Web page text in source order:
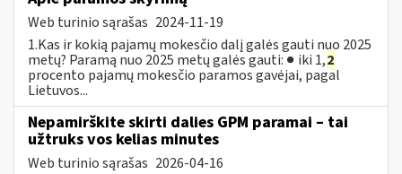
Web turinio sąrašas 2024-11-19
1.Kas ir kokią pajamų mokesčio dalį galės gauti nuo 2025
metų? Paramą nuo 2025 metų galės gauti: ● iki 1,2
procento pajamų mokesčio paramos gavėjai, pagal
Lietuvos...
Nepamirškite skirti dalies GPM paramai – tai
užtruks vos kelias minutes
Web turinio sąrašas 2026-04-16